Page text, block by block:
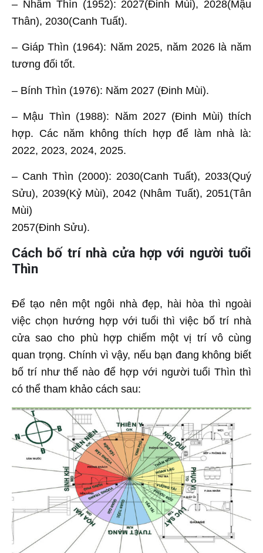
– Nhâm Thìn (1952): 2027(Đinh Mùi), 2028(Mậu
Thân), 2030(Canh Tuất).
– Giáp Thìn (1964): Năm 2025, năm 2026 là năm
tương đối tốt.
– Bính Thìn (1976): Năm 2027 (Đinh Mùi).
– Mậu Thìn (1988): Năm 2027 (Đinh Mùi) thích
hợp. Các năm không thích hợp để làm nhà là:
2022, 2023, 2024, 2025.
– Canh Thìn (2000): 2030(Canh Tuất), 2033(Quý
Sửu), 2039(Kỷ Mùi), 2042 (Nhâm Tuất), 2051(Tân
Mùi)
2057(Đinh Sửu).
Cách bố trí nhà cửa hợp với người tuổi
Thìn
Để tạo nên một ngôi nhà đẹp, hài hòa thì ngoài
việc chọn hướng hợp với tuổi thì việc bố trí nhà
cửa sao cho phù hợp chiếm một vị trí vô cùng
quan trọng. Chính vì vậy, nếu bạn đang không biết
bố trí như thế nào để hợp với người tuổi Thìn thì
có thể tham khảo cách sau: